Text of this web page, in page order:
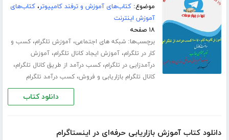
موضوع:کتاب‌های آموزش و ترفند کامپیوتر،کتاب‌های
آموزش اینترنت
۱۸ صفحه
برچسب‌ها:شبکه های اجتماعی،آموزش تلگرام،کسب و
کار در تلگرام،آموزش ایجاد کانال تلگرام،آموزش
درآمدزایی در تلگرام،کسب درآمد از طریق کانال تلگرام،
کانال تلگرام بازاریابی و فروش،کسب درآمد تلگرام
دانلود کتاب
دانلود کتاب آموزش بازاریابی حرفه‌ای در اینستاگرام